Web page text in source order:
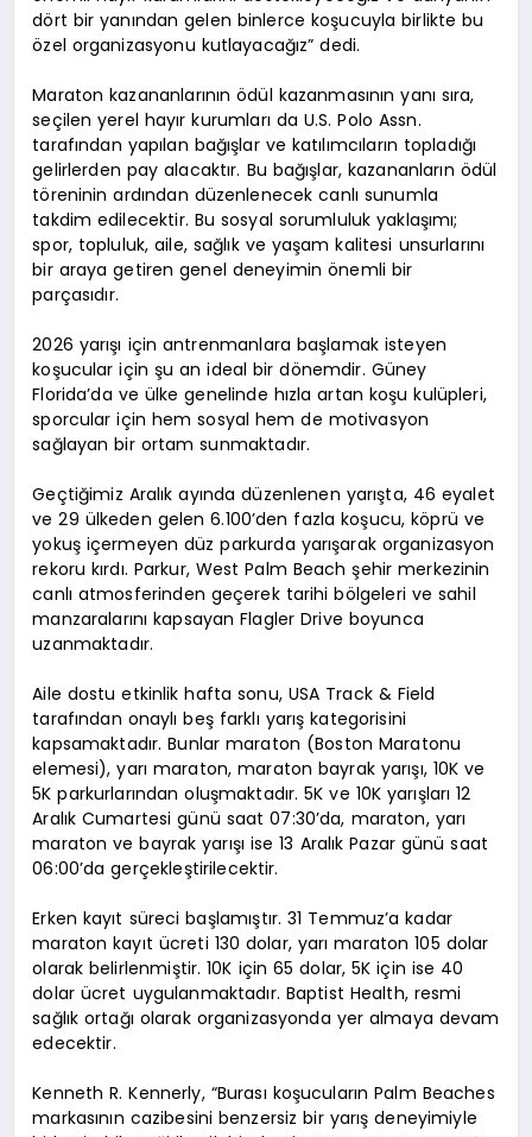
dört bir yanından gelen binlerce koşucuyla birlikte bu
özel organizasyonu kutlayacağız” dedi.
Maraton kazananlarının ödül kazanmasının yanı sıra,
seçilen yerel hayır kurumları da U.S. Polo Assn.
tarafından yapılan bağışlar ve katılımcıların topladığı
gelirlerden pay alacaktır. Bu bağışlar, kazananların ödül
töreninin ardından düzenlenecek canlı sunumla
takdim edilecektir. Bu sosyal sorumluluk yaklaşımı;
spor, topluluk, aile, sağlık ve yaşam kalitesi unsurlarını
bir araya getiren genel deneyimin önemli bir
parçasıdır.
2026 yarışı için antrenmanlara başlamak isteyen
koşucular için şu an ideal bir dönemdir. Güney
Florida’da ve ülke genelinde hızla artan koşu kulüpleri,
sporcular için hem sosyal hem de motivasyon
sağlayan bir ortam sunmaktadır.
Geçtiğimiz Aralık ayında düzenlenen yarışta, 46 eyalet
ve 29 ülkeden gelen 6.100’den fazla koşucu, köprü ve
yokuş içermeyen düz parkurda yarışarak organizasyon
rekoru kırdı. Parkur, West Palm Beach şehir merkezinin
canlı atmosferinden geçerek tarihi bölgeleri ve sahil
manzaralarını kapsayan Flagler Drive boyunca
uzanmaktadır.
Aile dostu etkinlik hafta sonu, USA Track & Field
tarafından onaylı beş farklı yarış kategorisini
kapsamaktadır. Bunlar maraton (Boston Maratonu
elemesi), yarı maraton, maraton bayrak yarışı, 10K ve
5K parkurlarından oluşmaktadır. 5K ve 10K yarışları 12
Aralık Cumartesi günü saat 07:30’da, maraton, yarı
maraton ve bayrak yarışı ise 13 Aralık Pazar günü saat
06:00’da gerçekleştirilecektir.
Erken kayıt süreci başlamıştır. 31 Temmuz’a kadar
maraton kayıt ücreti 130 dolar, yarı maraton 105 dolar
olarak belirlenmiştir. 10K için 65 dolar, 5K için ise 40
dolar ücret uygulanmaktadır. Baptist Health, resmi
sağlık ortağı olarak organizasyonda yer almaya devam
edecektir.
Kenneth R. Kennerly, “Burası koşucuların Palm Beaches
markasının cazibesini benzersiz bir yarış deneyimiyle